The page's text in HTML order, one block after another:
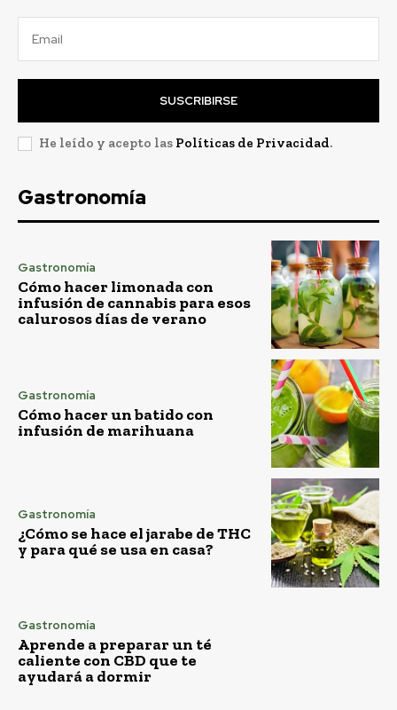
SUSCRIBIRSE
He leído y acepto las Políticas de Privacidad.
Gastronomía
Gastronomía
Cómo hacer limonada con
infusión de cannabis para esos
calurosos días de verano
Gastronomía
Cómo hacer un batido con
infusión de marihuana
Gastronomía
¿Cómo se hace el jarabe de THC
y para qué se usa en casa?
Gastronomía
Aprende a preparar un té
caliente con CBD que te
ayudará a dormir